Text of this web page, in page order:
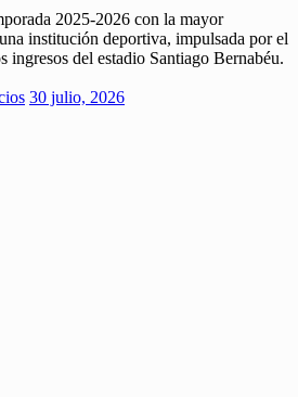
2025-2026 con la mayor
institución deportiva, impulsada por el
ingresos del estadio Santiago Bernabéu.
30 julio, 2026